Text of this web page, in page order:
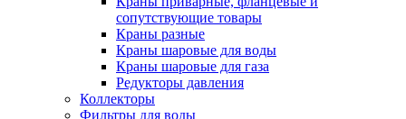
сопутствующие товары
Краны разные
Краны шаровые для воды
Краны шаровые для газа
Редукторы давления
Коллекторы
Фильтры для воды